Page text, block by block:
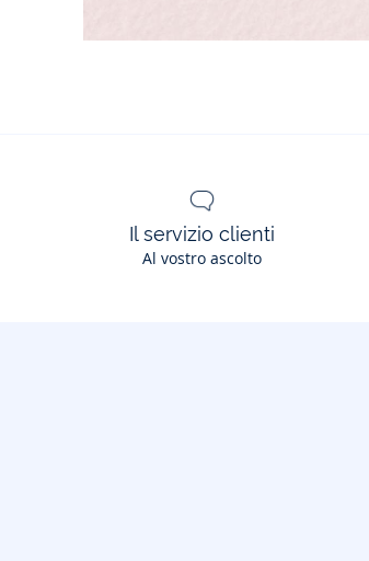
Il servizio clienti
Al vostro ascolto